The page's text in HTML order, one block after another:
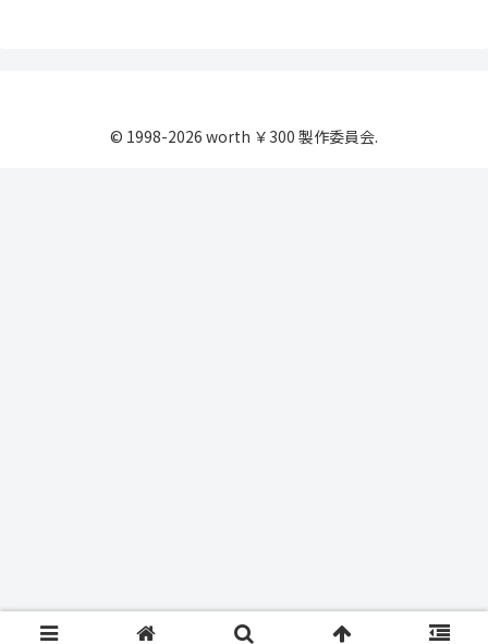
© 1998-2026 worth ￥300 製作委員会.